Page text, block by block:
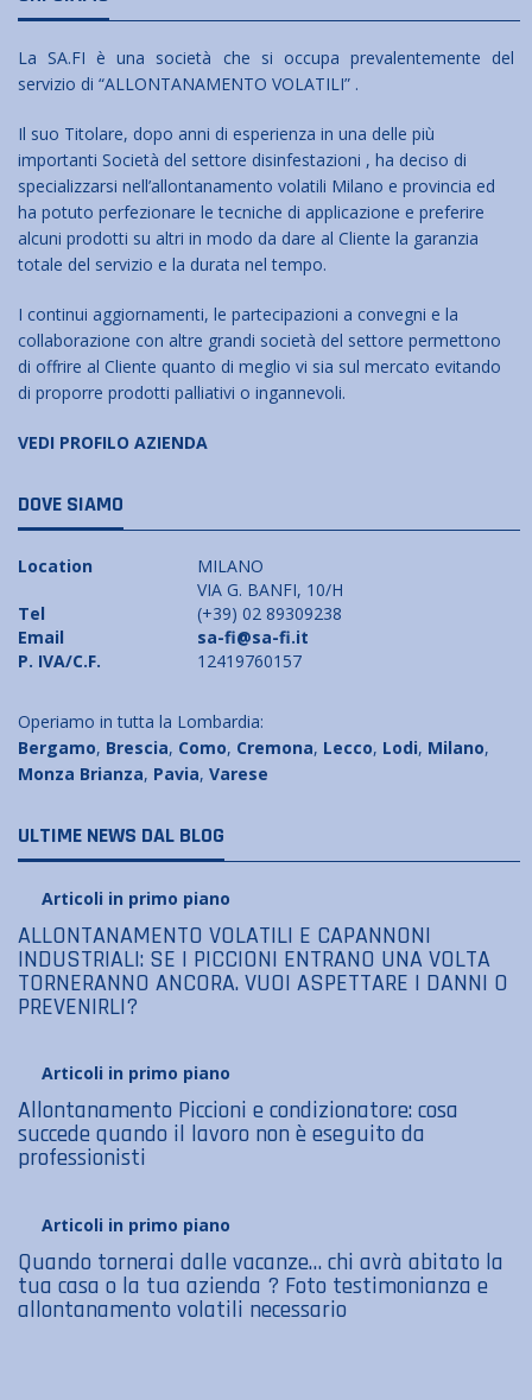
La SA.FI è una società che si occupa prevalentemente del
servizio di “ALLONTANAMENTO VOLATILI” .
Il suo Titolare, dopo anni di esperienza in una delle più
importanti Società del settore disinfestazioni , ha deciso di
specializzarsi nell’allontanamento volatili Milano e provincia ed
ha potuto perfezionare le tecniche di applicazione e preferire
alcuni prodotti su altri in modo da dare al Cliente la garanzia
totale del servizio e la durata nel tempo.
I continui aggiornamenti, le partecipazioni a convegni e la
collaborazione con altre grandi società del settore permettono
di offrire al Cliente quanto di meglio vi sia sul mercato evitando
di proporre prodotti palliativi o ingannevoli.
VEDI PROFILO AZIENDA
DOVE SIAMO
Location
MILANO
VIA G. BANFI, 10/H
Tel
(+39) 02 89309238
Email
sa-fi@sa-fi.it
P. IVA/C.F.
12419760157
Operiamo in tutta la Lombardia:
Bergamo, Brescia, Como, Cremona, Lecco, Lodi, Milano,
Monza Brianza, Pavia, Varese
ULTIME NEWS DAL BLOG
Articoli in primo piano
ALLONTANAMENTO VOLATILI E CAPANNONI
INDUSTRIALI: SE I PICCIONI ENTRANO UNA VOLTA
TORNERANNO ANCORA. VUOI ASPETTARE I DANNI O
PREVENIRLI?
Articoli in primo piano
Allontanamento Piccioni e condizionatore: cosa
succede quando il lavoro non è eseguito da
professionisti
Articoli in primo piano
Quando tornerai dalle vacanze… chi avrà abitato la
tua casa o la tua azienda ? Foto testimonianza e
allontanamento volatili necessario